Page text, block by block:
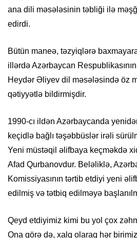
ana dili məsələsinin təbliği ilə
edirdi.
Bütün maneə, təzyiqlərə
illərdə Azərbaycan
Heydər Əliyev dil məsələsində öz
qətiyyətlə bildirmişdir.
1990-cı ildən Azərbaycanda
keçidlə bağlı təşəbbüslər irəli
Yeni müstəqil əlifbaya keçməkdə
Afad Qurbanovdur. Beləliklə,
Komissiyasının tərtib etdiyi yeni
edilmiş və tətbiq edilməyə
Qeyd etdiyimiz kimi bu yol çox
Ona görə də, xalq olaraq hər